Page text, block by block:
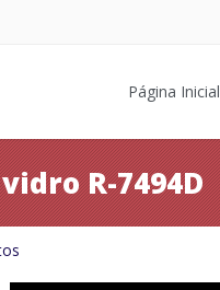
Página Inicial
R-7494D